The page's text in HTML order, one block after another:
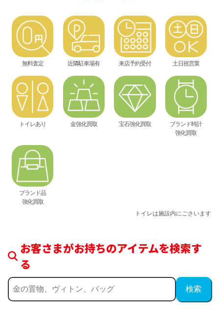
無料査定 近隣駐車場有 来店予約受付 土日祝営業
トイレあり 金強化買取 宝石強化買取
ブランド時計
強化買取
ブランド品
強化買取
トイレは施設内にごさいます
お客さまがお持ちのアイテムを検索す
る